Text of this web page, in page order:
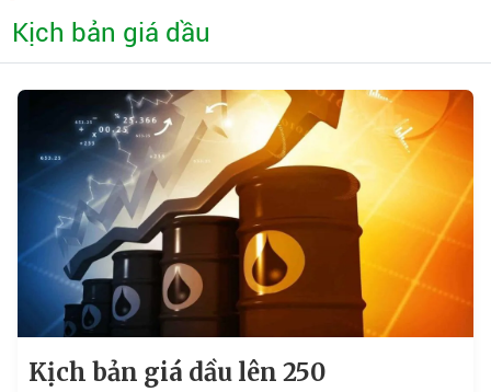
Kịch bản giá dầu
Kịch bản giá dầu lên 250